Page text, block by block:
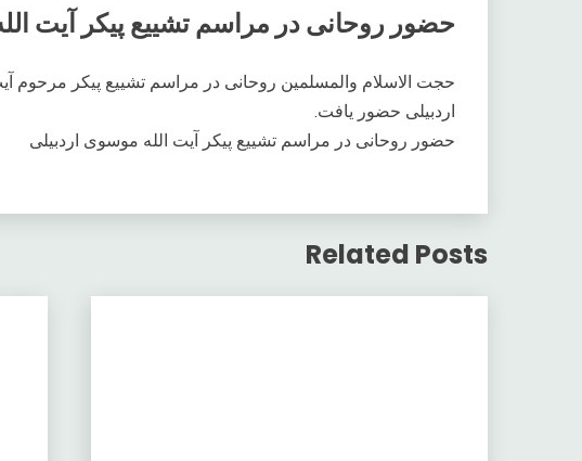
حضور روحانی در مراسم تشییع پیکر آیت
حجت الاسلام والمسلمین روحانی در مراسم تشییع پیکر مرحوم
اردبیلی حضور یافت.
حضور روحانی در مراسم تشییع پیکر آیت الله موسوی اردبیلی
Related Posts